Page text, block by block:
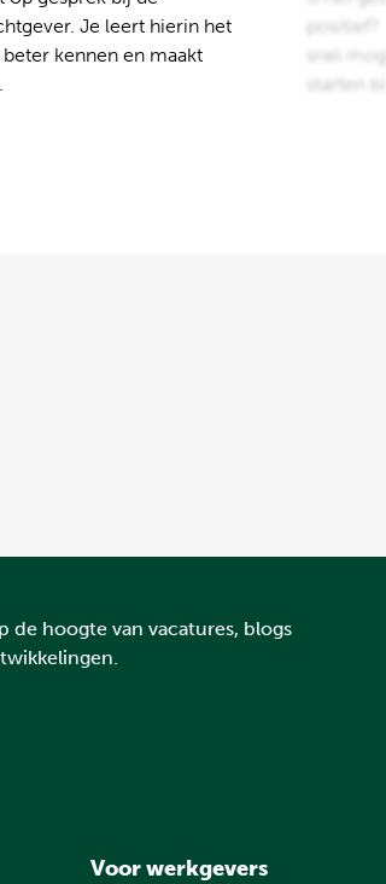
Je leert hierin het
kennen en maakt
snel
starten
de hoogte van vacatures, blogs
Voor werkgevers